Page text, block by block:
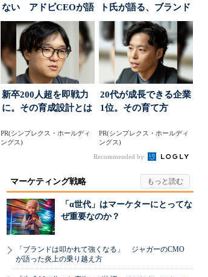
ない アドビCEOが語
った、AIエージ...
ト氏が語る、ブランド
が「信頼」を得るた
め...
新卒200人超を即戦力
に。その育成設計とは
PR(シンプレクス・ホールディ
ングス)
20代が成長できる企業
1位。その育て方
PR(シンプレクス・ホールディ
ングス)
Recommended by
マーケティング戦略
「α世代」はマーケターにとってな
ぜ重要なのか？
「ブランドは叩かれて強くなる」 ジャガーのCMO
が語った炎上の乗り越え方